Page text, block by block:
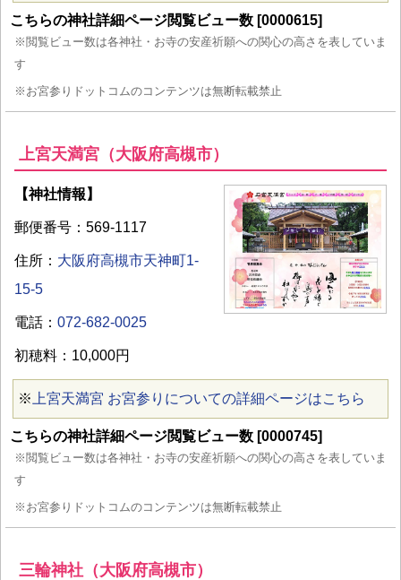
こちらの神社詳細ページ閲覧ビュー数 [0000615]
※閲覧ビュー数は各神社・お寺の安産祈願への関心の高さを表していま
す
※お宮参りドットコムのコンテンツは無断転載禁止
上宮天満宮（大阪府高槻市）
【神社情報】
郵便番号：569-1117
住所： 大阪府高槻市天神町1-
15-5
電話： 072-682-0025
初穂料：10,000円
※ 上宮天満宮 お宮参りについての詳細ページはこちら
こちらの神社詳細ページ閲覧ビュー数 [0000745]
※閲覧ビュー数は各神社・お寺の安産祈願への関心の高さを表していま
す
※お宮参りドットコムのコンテンツは無断転載禁止
三輪神社（大阪府高槻市）